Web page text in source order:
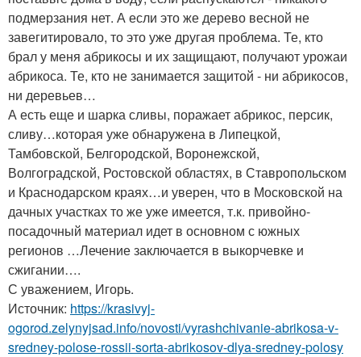
подмерзания нет. А если это же дерево весной не
завегитировало, то это уже другая проблема. Те, кто
брал у меня абрикосы и их защищают, получают урожаи
абрикоса. Те, кто не занимается защитой - ни абрикосов,
ни деревьев…
А есть еще и шарка сливы, поражает абрикос, персик,
сливу…которая уже обнаружена в Липецкой,
Тамбовской, Белгородской, Воронежской,
Волгоградской, Ростовской областях, в Ставропольском
и Краснодарском краях…и уверен, что в Московской на
дачных участках то же уже имеется, т.к. привойно-
посадочный материал идет в основном с южных
регионов …Лечение заключается в выкорчевке и
сжигании….
С уважением, Игорь.
Источник: https://krasivyj-
ogorod.zelynyjsad.info/novosti/vyrashchivanie-abrikosa-v-
sredney-polose-rossii-sorta-abrikosov-dlya-sredney-polosy